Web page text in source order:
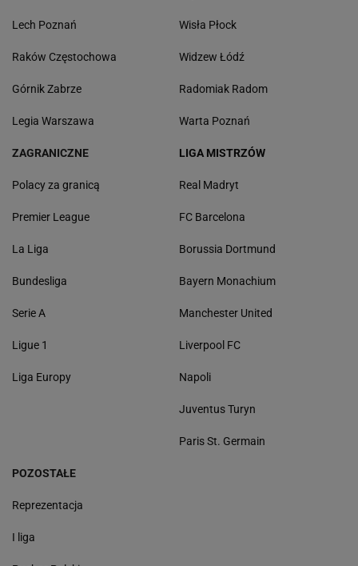
Lech Poznań
Raków Częstochowa
Górnik Zabrze
Legia Warszawa
Wisła Płock
Widzew Łódź
Radomiak Radom
Warta Poznań
ZAGRANICZNE
Polacy za granicą
Premier League
La Liga
Bundesliga
Serie A
Ligue 1
Liga Europy
LIGA MISTRZÓW
Real Madryt
FC Barcelona
Borussia Dortmund
Bayern Monachium
Manchester United
Liverpool FC
Napoli
Juventus Turyn
Paris St. Germain
POZOSTAŁE
Reprezentacja
I liga